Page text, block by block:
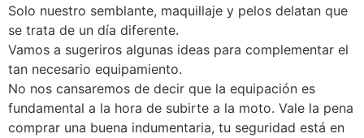
Solo nuestro semblante, maquillaje y pelos delatan que
se trata de un día diferente.
Vamos a sugeriros algunas ideas para complementar el
tan necesario equipamiento.
No nos cansaremos de decir que la equipación es
fundamental a la hora de subirte a la moto. Vale la pena
comprar una buena indumentaria, tu seguridad está en